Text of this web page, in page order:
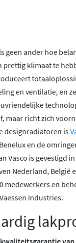
geen ander hoe
prettig klimaat te
en ventilatie, en
maar richt zich
designradiatoren is
en de
Vasco is gevestigd
Nederland, België
medewerkers en
Industries.
kwaliteitsgarantie van